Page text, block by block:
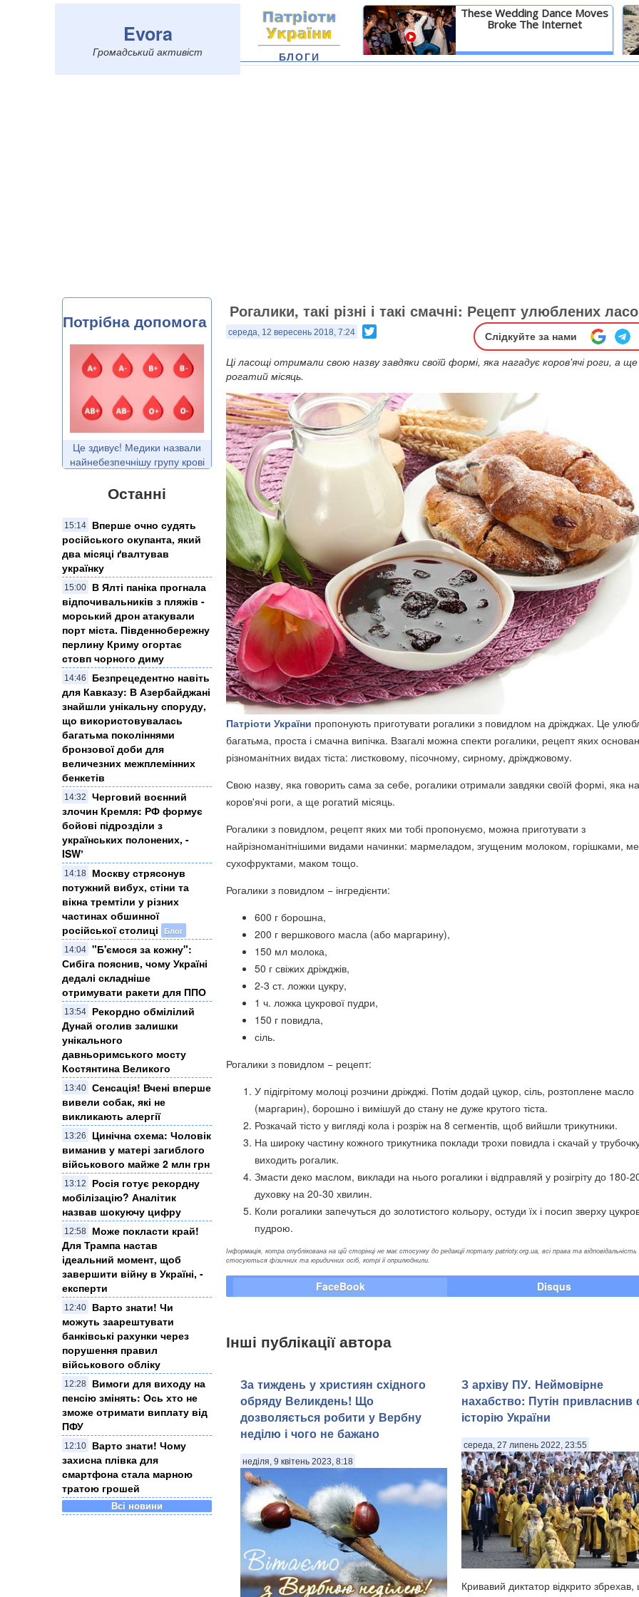
Evora
Громадський активіст
These Wedding Dance Moves
Broke The Internet
Детальніше
БЛОГИ
Потрібна допомога
Це здивує! Медики назвали
найнебезпечнішу групу крові
Останні
15:14
Вперше очно судять
російського окупанта, який
два місяці ґвалтував
українку
15:00
​В Ялті паніка прогнала
відпочивальників з пляжів -
морський дрон атакували
порт міста. Південнобережну
перлину Криму огортає
стовп чорного диму
14:46
Безпрецедентно навіть
для Кавказу: В Азербайджані
знайшли унікальну споруду,
що використовувалась
багатьма поколіннями
бронзової доби для
величезних межплемінних
бенкетів
14:32
Черговий воєнний
злочин Кремля: ​РФ формує
бойові підрозділи з
українських полонених, -
ISWʼ
14:18
Москву стрясонув
потужний вибух, стіни та
вікна тремтіли у різних
частинах обшинної
російської столиці
Блог
14:04 "Б'ємося за кожну":
Сибіга пояснив, чому Україні
дедалі складніше
отримувати ракети для ППО
13:54
Рекордно обмілілий
Дунай оголив залишки
унікального
давньоримського мосту
Костянтина Великого
13:40 Сенсація! Вчені вперше
вивели собак, які не
викликають алергії
13:26
Цинічна схема: Чоловік
виманив у матері загиблого
військового майже 2 млн грн
13:12
Росія готує рекордну
мобілізацію? Аналітик
назвав шокуючу цифру
12:58
Може покласти край!
Для Трампа настав
ідеальний момент, щоб
завершити війну в Україні, -
експерти
12:40
Варто знати! Чи
можуть заарештувати
банківські рахунки через
порушення правил
військового обліку
12:28
Вимоги для виходу на
пенсію змінять: Ось хто не
зможе отримати виплату від
ПФУ
12:10
Варто знати! Чому
захисна плівка для
смартфона стала марною
тратою грошей
Всі новини
Рогалики, такі різні і такі смачні: Рецепт улюблених
середа, 12 вересень 2018, 7:24 Слідкуйте за нами
Ці ласощі отримали свою назву завдяки своїй формі, яка нагадує коров'ячі роги, а ще
рогатий місяць.
Патріоти України пропонують приготувати рогалики з повидлом на дріжджах. Це
багатьма, проста і смачна випічка. Взагалі можна спекти рогалики, рецепт яких
різноманітних видах тіста: листковому, пісочному, сирному, дріжджовому.
Свою назву, яка говорить сама за себе, рогалики отримали завдяки своїй формі, яка
коров'ячі роги, а ще рогатий місяць.
Рогалики з повидлом, рецепт яких ми тобі пропонуємо, можна приготувати з
найрізноманітнішими видами начинки: мармеладом, згущеним молоком, горішками,
сухофруктами, маком тощо.
Рогалики з повидлом − інгредієнти:
600 г борошна,
200 г вершкового масла (або маргарину),
150 мл молока,
50 г свіжих дріжджів,
2-3 ст. ложки цукру,
1 ч. ложка цукрової пудри,
150 г повидла,
сіль.
Рогалики з повидлом − рецепт:
У підігрітому молоці розчини дріжджі. Потім додай цукор, сіль, розтоплене масло
(маргарин), борошно і вимішуй до стану не дуже крутого тіста.
Розкачай тісто у вигляді кола і розріж на 8 сегментів, щоб вийшли трикутники.
На широку частину кожного трикутника поклади трохи повидла і скачай у
виходить рогалик.
Змасти деко маслом, виклади на нього рогалики і відправляй у розігріту до 180-
духовку на 20-30 хвилин.
Коли рогалики запечуться до золотистого кольору, остуди їх і посип зверху
пудрою.
Інформація, котра опублікована на цій сторінці не має стосунку до редакції порталу patrioty.org.ua, всі права та відповідальність
стосуються фізичних та юридичних осіб, котрі її оприлюднили.
FaceBook Disqus
Інші публікації автора
За тиждень у християн східного
обряду Великдень! Що
дозволяється робити у Вербну
неділю і чого не бажано
неділя, 9 квітень 2023, 8:18
З архіву ПУ. Неймовірне
нахабство: Путін привласнив
історію України
середа, 27 липень 2022, 23:55
Кривавий диктатор відкрито